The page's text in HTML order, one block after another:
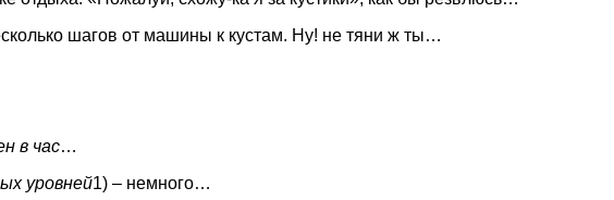
шагов от машины к кустам. Ну! не тяни ж ты…
в час…
уровней1) – немного…